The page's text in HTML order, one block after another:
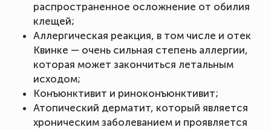
распространенное осложнение от обилия
клещей;
Аллергическая реакция, в том числе и отек
Квинке — очень сильная степень аллергии,
которая может закончиться летальным
исходом;
Конъюнктивит и риноконъюнктивит;
Атопический дерматит, который является
хроническим заболеванием и проявляется